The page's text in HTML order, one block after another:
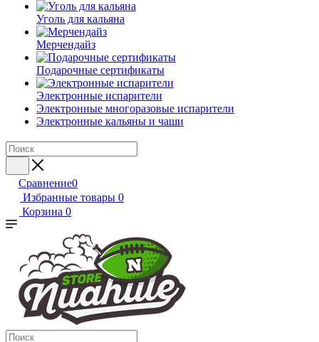
Уголь для кальяна
Мерчендайз
Подарочные сертификаты
Электронные испарители
Электронные многоразовые испарители
Электронные кальяны и чаши
Сравнение0
Избранные товары 0
Корзина 0